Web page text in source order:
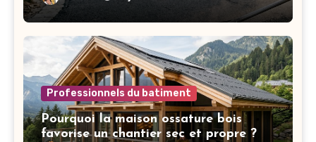
Professionnels du batiment
Pourquoi la maison ossature bois
favorise un chantier sec et propre ?